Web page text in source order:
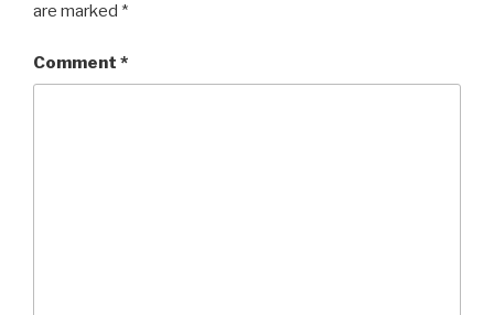
are marked *
Comment *